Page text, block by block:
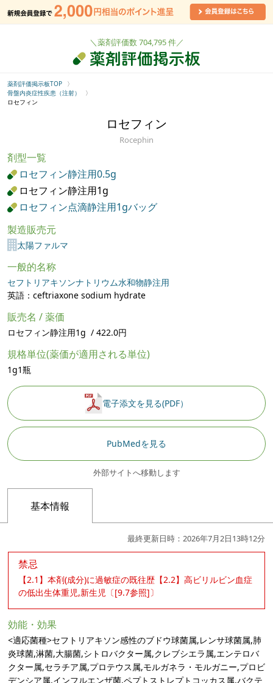
＼薬剤評価数 704,795 件／
薬剤評価掲示板TOP
骨盤内炎症性疾患（注射）
ロセフィン
ロセフィン
Rocephin
剤型一覧
ロセフィン静注用0.5g
ロセフィン静注用1g
ロセフィン点滴静注用1gバッグ
製造販売元
太陽ファルマ
一般的名称
セフトリアキソンナトリウム水和物静注用
英語：ceftriaxone sodium hydrate
販売名 / 薬価
ロセフィン静注用1g / 422.0円
規格単位(薬価が適用される単位)
1g1瓶
電子添文を見る(PDF）
PubMedを見る
外部サイトへ移動します
基本情報
最終更新日時：2026年7月2日13時12分
禁忌
【2.1】本剤(成分)に過敏症の既往歴【2.2】高ビリルビン血症
の低出生体重児,新生児〔[9.7参照]〕
効能・効果
<適応菌種>セフトリアキソン感性のブドウ球菌属,レンサ球菌属,肺
炎球菌,淋菌,大腸菌,シトロバクター属,クレブシエラ属,エンテロバ
クター属,セラチア属,プロテウス属,モルガネラ・モルガニー,プロビ
デンシア属,インフルエンザ菌,ペプトストレプトコッカス属,バクテ